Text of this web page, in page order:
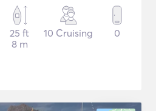
25 ft
8 m
10 Cruising 0